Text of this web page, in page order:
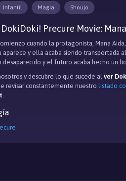
Infantil Magia Shoujo
Precure Movie:
cuando la protagonista, Mana
aparece y ella acaba siendo transportada
desaparecido y el futuro acaba hecho un
y descubre lo que sucede al ver
revisar constantemente nuestro listado
.